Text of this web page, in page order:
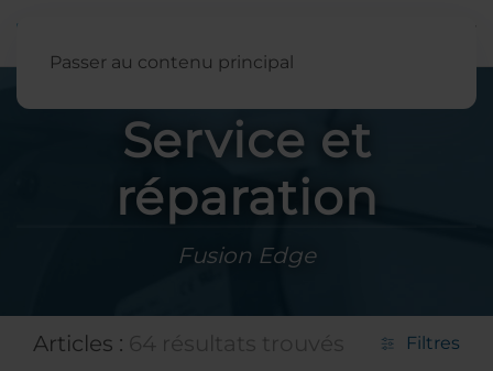
Passer au contenu principal
Service et
réparation
Fusion Edge
Articles : Filtres